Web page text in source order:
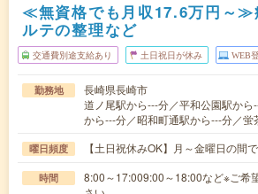
≪無資格でも月収17.6万円～≫
ルテの整理など
交通費別途支給あり 土日祝日が休み WEB
勤務地
長崎県長崎市
道ノ尾駅から---分／平和公園駅から
から---分／昭和町通駅から---分／蛍
曜日頻度 【土日祝休みOK】月～金曜日の間
時間
8:00～17:009:00～18:00など※ご希